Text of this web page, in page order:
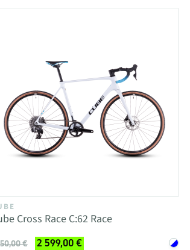
Cross Race C:62 Race
€ 2 599,00 €